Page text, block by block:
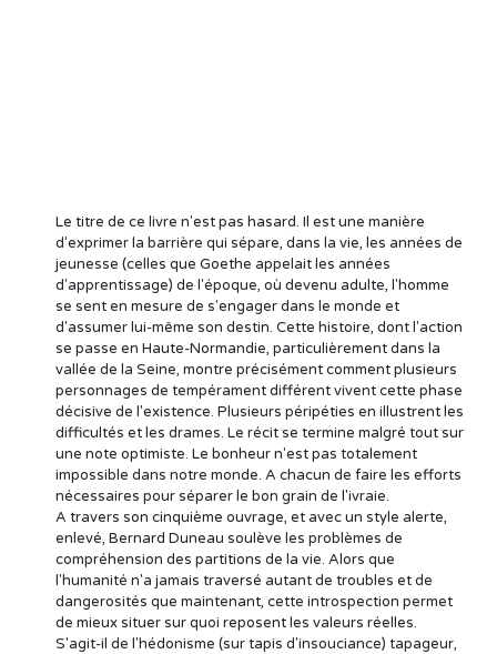
Le titre de ce livre n'est pas hasard. Il est une manière
d'exprimer la barrière qui sépare, dans la vie, les années de
jeunesse (celles que Goethe appelait les années
d'apprentissage) de l'époque, où devenu adulte, l'homme
se sent en mesure de s'engager dans le monde et
d'assumer lui-même son destin. Cette histoire, dont l'action
se passe en Haute-Normandie, particulièrement dans la
vallée de la Seine, montre précisément comment plusieurs
personnages de tempérament différent vivent cette phase
décisive de l'existence. Plusieurs péripéties en illustrent les
difficultés et les drames. Le récit se termine malgré tout sur
une note optimiste. Le bonheur n'est pas totalement
impossible dans notre monde. A chacun de faire les efforts
nécessaires pour séparer le bon grain de l'ivraie.
A travers son cinquième ouvrage, et avec un style alerte,
enlevé, Bernard Duneau soulève les problèmes de
compréhension des partitions de la vie. Alors que
l'humanité n'a jamais traversé autant de troubles et de
dangerosités que maintenant, cette introspection permet
de mieux situer sur quoi reposent les valeurs réelles.
S'agit-il de l'hédonisme (sur tapis d'insouciance) tapageur,